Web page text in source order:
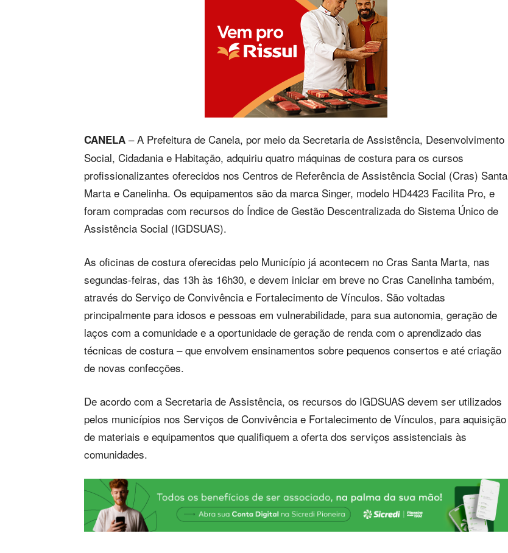
CANELA – A Prefeitura de Canela, por meio da Secretaria de Assistência, Desenvolvimento
Social, Cidadania e Habitação, adquiriu quatro máquinas de costura para os cursos
profissionalizantes oferecidos nos Centros de Referência de Assistência Social (Cras) Santa
Marta e Canelinha. Os equipamentos são da marca Singer, modelo HD4423 Facilita Pro, e
foram compradas com recursos do Índice de Gestão Descentralizada do Sistema Único de
Assistência Social (IGDSUAS).
As oficinas de costura oferecidas pelo Município já acontecem no Cras Santa Marta, nas
segundas-feiras, das 13h às 16h30, e devem iniciar em breve no Cras Canelinha também,
através do Serviço de Convivência e Fortalecimento de Vínculos. São voltadas
principalmente para idosos e pessoas em vulnerabilidade, para sua autonomia, geração de
laços com a comunidade e a oportunidade de geração de renda com o aprendizado das
técnicas de costura – que envolvem ensinamentos sobre pequenos consertos e até criação
de novas confecções.
De acordo com a Secretaria de Assistência, os recursos do IGDSUAS devem ser utilizados
pelos municípios nos Serviços de Convivência e Fortalecimento de Vínculos, para aquisição
de materiais e equipamentos que qualifiquem a oferta dos serviços assistenciais às
comunidades.